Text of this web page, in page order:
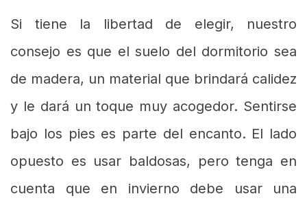
Si tiene la libertad de elegir, nuestro
consejo es que el suelo del dormitorio sea
de madera, un material que brindará calidez
y le dará un toque muy acogedor. Sentirse
bajo los pies es parte del encanto. El lado
opuesto es usar baldosas, pero tenga en
cuenta que en invierno debe usar una